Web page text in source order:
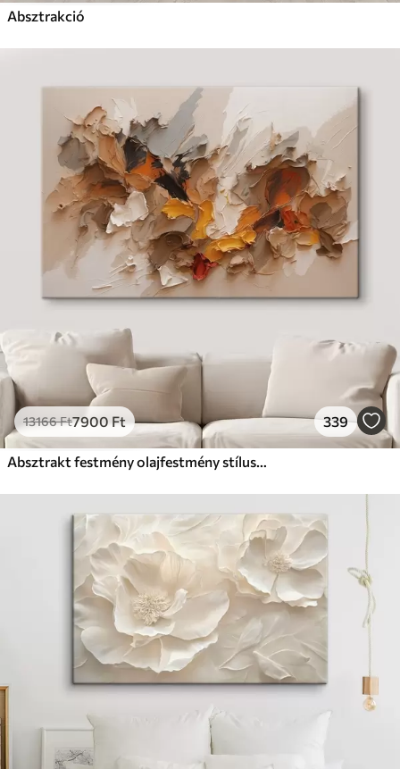
Absztrakció
13166Ft7900Ft 339
Absztrakt festmény olajfestmény stílusban